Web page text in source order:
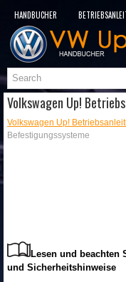
HANDBÜCHER
SITEMAP
Volkswagen Up!
Volkswagen Up!
Befestigungssysteme
Lesen und beachten
und Sicherheitshinweise